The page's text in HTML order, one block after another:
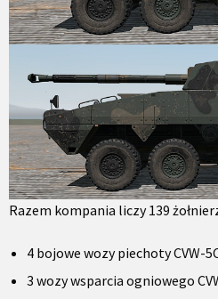
Razem kompania liczy 139
4 bojowe wozy piechoty CVW-
3 wozy wsparcia ogniowego